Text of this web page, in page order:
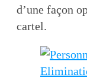
d’une façon
cartel.